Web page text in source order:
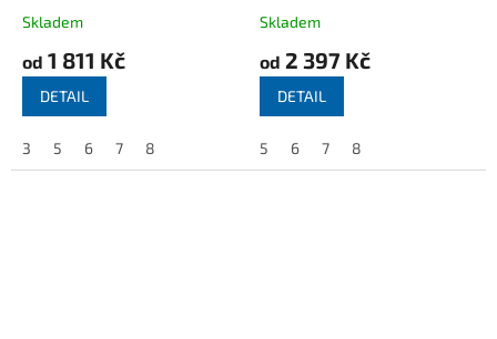
Skladem
od 1 811 Kč
DETAIL
3 5 6 7 8
Skladem
od 2 397 Kč
DETAIL
5 6 7 8